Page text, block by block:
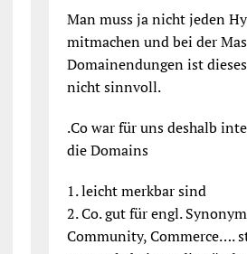
Man muss ja nicht jeden
mitmachen und bei der
Domainendungen ist
nicht sinnvoll.
.Co war für uns deshalb
die Domains
1. leicht merkbar sind
2. Co. gut für engl.
Community, Commerce….